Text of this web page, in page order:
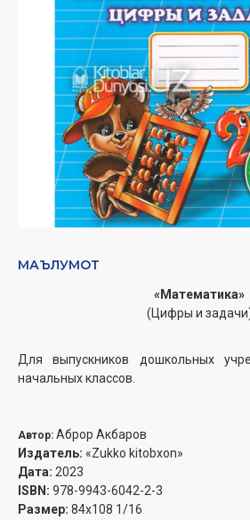
МАЪЛУМОТ
«Математика»
(Цифры и задачи
Для выпускников дошкольных
начальных классов.
Автор: Аброр Акбаров
Издатель: «Zukko kitobxon»
Дата: 2023
ISBN: 978-9943-6042-2-3
Размер: 84x108 1/16